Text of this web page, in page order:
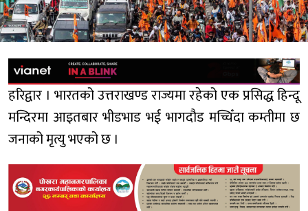
हरिद्वार । भारतको उत्तराखण्ड राज्यमा रहेको एक प्रसिद्ध हिन्दू
मन्दिरमा आइतबार भीडभाड भई भागदौड मच्चिँदा कम्तीमा छ
जनाको मृत्यु भएको छ ।